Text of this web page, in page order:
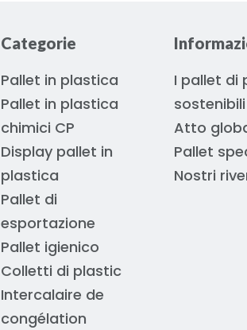
Categorie
Pallet in plastica
Pallet in plastica
chimici CP
Display pallet in
plastica
Pallet di
esportazione
Pallet igienico
Colletti di plastic
Intercalaire de
congélation
I pallet di
sostenibili
Atto
Pallet
Nostri